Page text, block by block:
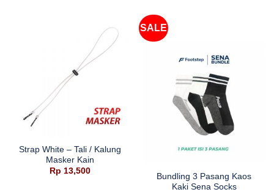
Rp49,500.
Strap White – Tali / Kalung
Masker Kain
Rp 13,500
SALE
Bundling 3 Pasang Kaos
Kaki Sena Socks